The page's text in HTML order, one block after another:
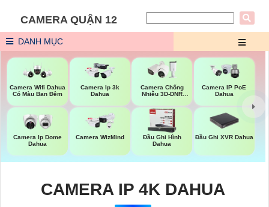
CAMERA QUẬN 12
DANH MỤC
Camera Wifi Dahua
Có Màu Ban Đêm
Camera Ip 3k
Dahua
Camera Chống
Nhiễu 3D-DNR
Camera IP PoE
Dahua
Camera Ip Dome
Dahua
Camera WizMind
Đầu Ghi Hình
Dahua
Đầu Ghi XVR Dahua
CAMERA IP 4K DAHUA